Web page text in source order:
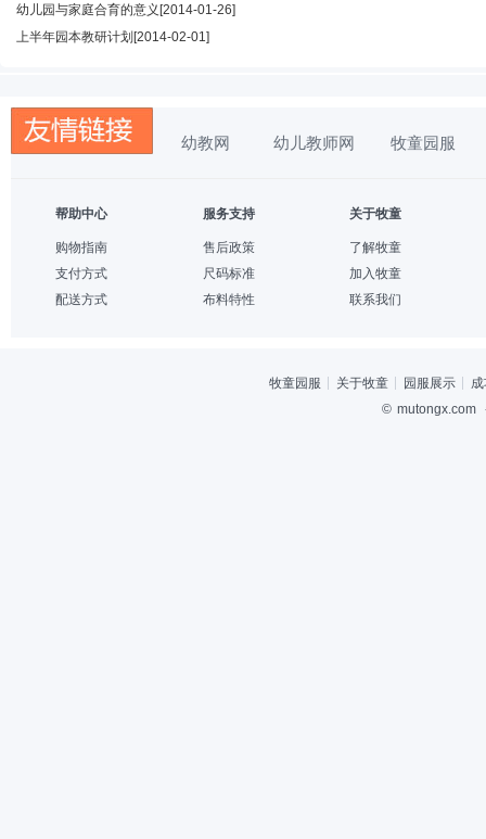
幼儿园与家庭合育的意义 [2014-01-26]
上半年园本教研计划 [2014-02-01]
幼教网 幼儿教师网 牧童园服
帮助中心
购物指南
支付方式
配送方式
服务支持
售后政策
尺码标准
布料特性
关于牧童
了解牧童
加入牧童
联系我们
牧童园服 关于牧童 园服展示
© mutongx.com